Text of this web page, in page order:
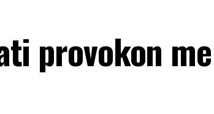
provokon me